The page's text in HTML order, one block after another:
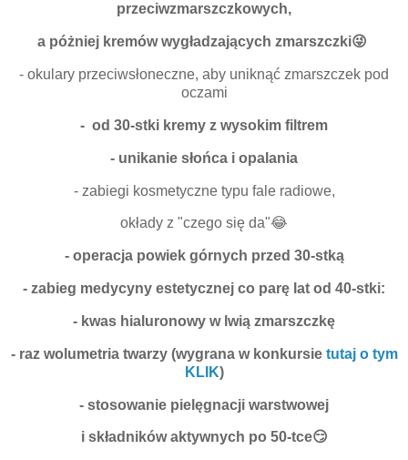
przeciwzmarszczkowych,
a póżniej kremów wygładzających zmarszczki😜
- okulary przeciwsłoneczne, aby uniknąć zmarszczek pod
oczami
- od 30-stki kremy z wysokim filtrem
- unikanie słońca i opalania
- zabiegi kosmetyczne typu fale radiowe,
okłady z "czego się da"😂
- operacja powiek górnych przed 30-stką
- zabieg medycyny estetycznej co parę lat od 40-stki:
- kwas hialuronowy w lwią zmarszczkę
- raz wolumetria twarzy (wygrana w konkursie tutaj o tym
KLIK)
- stosowanie pielęgnacji warstwowej
i składników aktywnych po 50-tce😏